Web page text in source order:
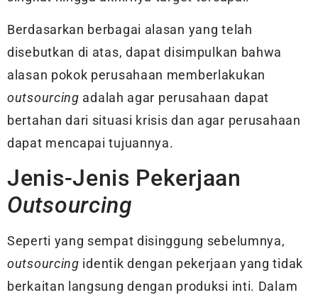
Berdasarkan berbagai alasan yang telah
disebutkan di atas, dapat disimpulkan bahwa
alasan pokok perusahaan memberlakukan
outsourcing adalah agar perusahaan dapat
bertahan dari situasi krisis dan agar perusahaan
dapat mencapai tujuannya.
Jenis-Jenis Pekerjaan
Outsourcing
Seperti yang sempat disinggung sebelumnya,
outsourcing identik dengan pekerjaan yang tidak
berkaitan langsung dengan produksi inti. Dalam